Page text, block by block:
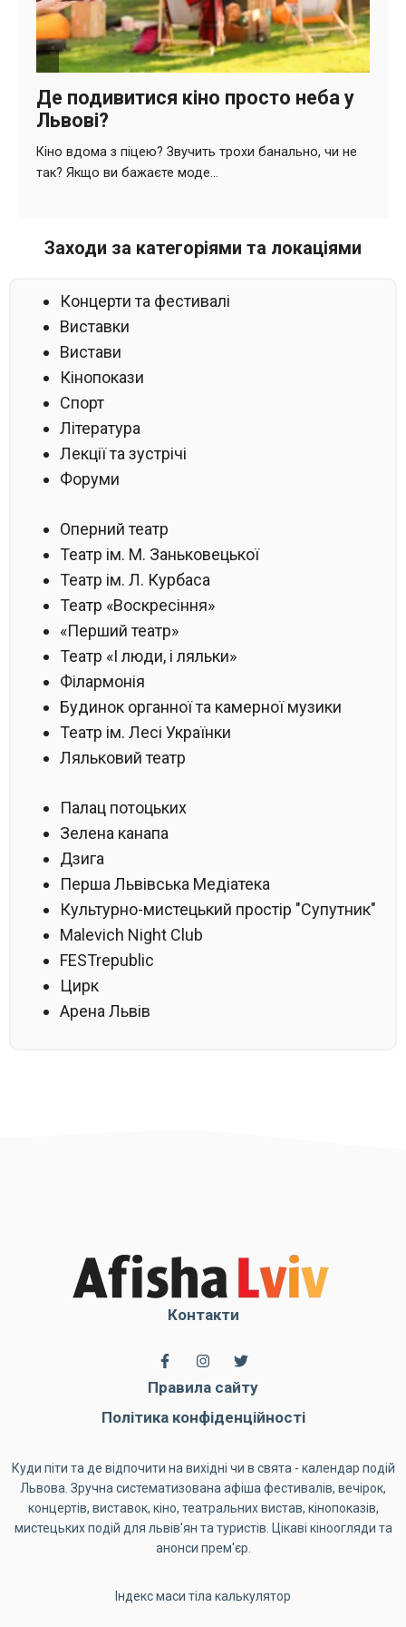
Заходи за категоріями та локаціями
Концерти та фестивалі
Виставки
Вистави
Кінопокази
Спорт
Література
Лекції та зустрічі
Форуми
Оперний театр
Театр ім. М. Заньковецької
Театр ім. Л. Курбаса
Театр «Воскресіння»
«Перший театр»
Театр «І люди, і ляльки»
Філармонія
Будинок органної та камерної музики
Театр ім. Лесі Українки
Ляльковий театр
Палац потоцьких
Зелена канапа
Дзига
Перша Львівська Медіатека
Культурно-мистецький простір "Супутник"
Malevich Night Club
FESTrepublic
Цирк
Арена Львів
Контакти
Правила сайту
Політика конфіденційності
Куди піти та де відпочити на вихідні чи в свята - календар подій
Львова. Зручна систематизована афіша фестивалів, вечірок,
концертів, виставок, кіно, театральних вистав, кінопоказів,
мистецьких подій для львів'ян та туристів. Цікаві кіноогляди та
анонси прем'єр.
Індекс маси тіла калькулятор